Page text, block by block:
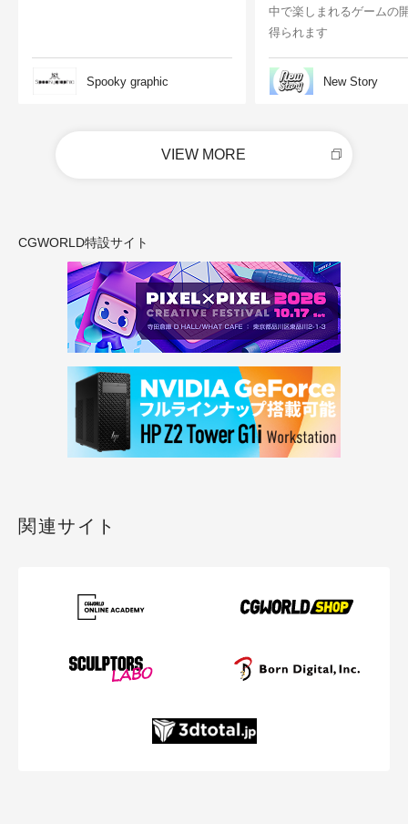
Spooky graphic
中で楽しまれるゲームの
得られます
New Story
VIEW MORE
CGWORLD特設サイト
関連サイト